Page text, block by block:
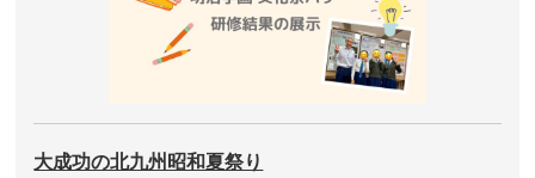
大成功の北九州昭和夏祭り